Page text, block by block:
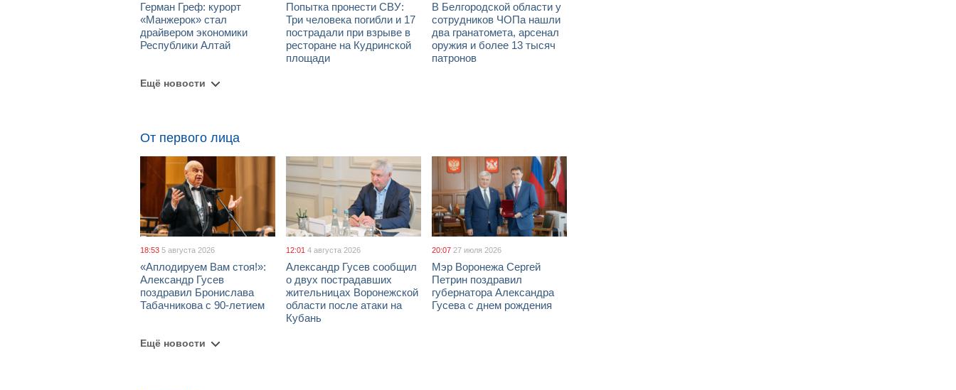
Герман Греф: курорт
«Манжерок» стал
драйвером экономики
Республики Алтай
Попытка пронести СВУ:
Три человека погибли и 17
пострадали при взрыве в
ресторане на Кудринской
площади
В Белгородской области у
сотрудников ЧОПа нашли
два гранатомета, арсенал
оружия и более 13 тысяч
патронов
Ещё новости
От первого лица
18:53 5 августа 2026
«Аплодируем Вам стоя!»:
Александр Гусев
поздравил Бронислава
Табачникова с 90-летием
12:01 4 августа 2026
Александр Гусев сообщил
о двух пострадавших
жительницах Воронежской
области после атаки на
Кубань
20:07 27 июля 2026
Мэр Воронежа Сергей
Петрин поздравил
губернатора Александра
Гусева с днем рождения
Ещё новости